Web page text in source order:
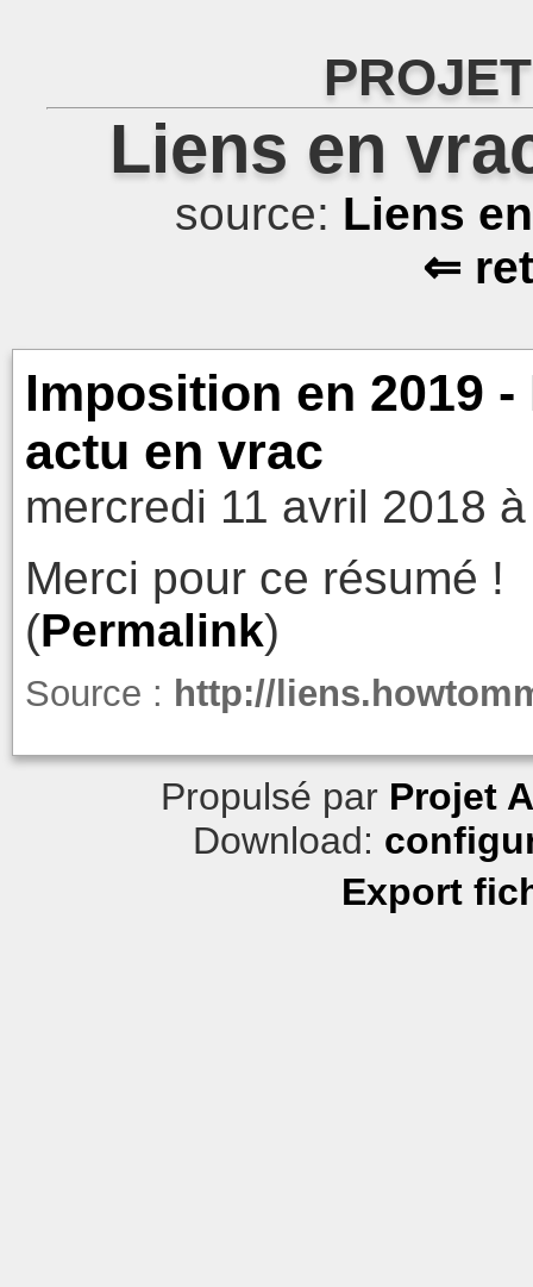
Liens en
source: Liens
⇐
Imposition en 2019
actu en vrac
mercredi 11 avril 2018
Merci pour ce résumé !
(Permalink)
Source : http://
Propulsé par Projet
Download:
Export